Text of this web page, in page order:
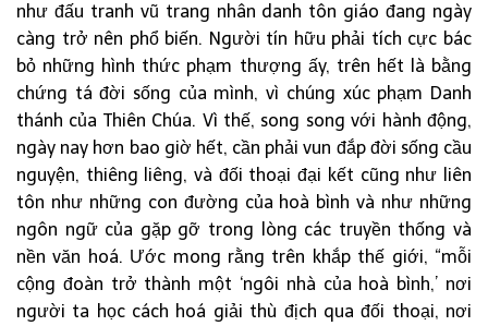
như đấu tranh vũ trang nhân danh tôn giáo đang ngày
càng trở nên phổ biến. Người tín hữu phải tích cực bác
bỏ những hình thức phạm thượng ấy, trên hết là bằng
chứng tá đời sống của mình, vì chúng xúc phạm Danh
thánh của Thiên Chúa. Vì thế, song song với hành động,
ngày nay hơn bao giờ hết, cần phải vun đắp đời sống cầu
nguyện, thiêng liêng, và đối thoại đại kết cũng như liên
tôn như những con đường của hoà bình và như những
ngôn ngữ của gặp gỡ trong lòng các truyền thống và
nền văn hoá. Ước mong rằng trên khắp thế giới, “mỗi
cộng đoàn trở thành một ‘ngôi nhà của hoà bình,’ nơi
người ta học cách hoá giải thù địch qua đối thoại, nơi